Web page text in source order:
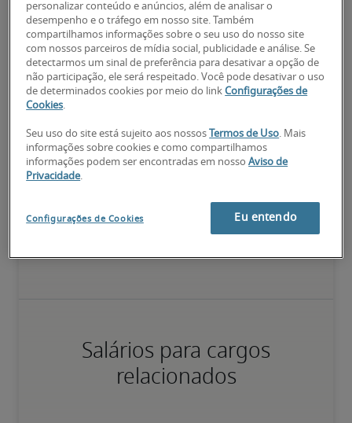
Tem experiência para desempenhar responsabilidades principais
de forma consistente, sem supervisão direta; pessoa
familiarizada com processos e assuntos relacionados ao cargo.
75º percentil
Valor da pessoa para a organização vai além da execução das
tarefas normais; possui qualificações diferenciadas, além de
Salários para cargos
relacionados
personalizar conteúdo e anúncios, além de analisar o
desempenho e o tráfego em nosso site. Também
compartilhamos informações sobre o seu uso do nosso site
com nossos parceiros de mídia social, publicidade e análise. Se
detectarmos um sinal de preferência para desativar a opção de
não participação, ele será respeitado. Você pode desativar o uso
de determinados cookies por meio do linkConfigurações de
Cookies.
Seu uso do site está sujeito aos nossos Termos de Uso. Mais
informações sobre cookies e como compartilhamos
informações podem ser encontradas em nossoAviso de
Privacidade.
Configurações de Cookies Eu entendo